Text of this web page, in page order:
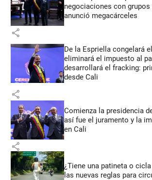
negociaciones con grupos
anunció megacárceles
share
De la Espriella congelará
eliminará el impuesto al
desarrollará el fracking:
desde Cali
share
Comienza la presidencia
así fue el juramento y la
en Cali
share
¿Tiene una patineta o
las nuevas reglas para